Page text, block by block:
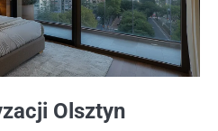
Olsztyn